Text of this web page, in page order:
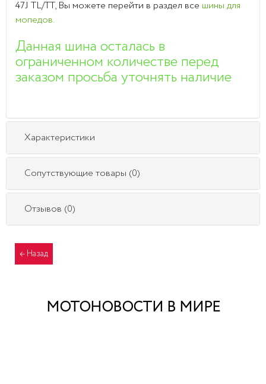
47J TL/TT, Вы можете перейти в раздел все шины для
мопедов.
Данная шина осталась в
ограниченном количестве перед
заказом просьба уточнять наличие
Характеристики
Сопутствующие товары (0)
Отзывов (0)
МОТОНОВОСТИ В МИРЕ